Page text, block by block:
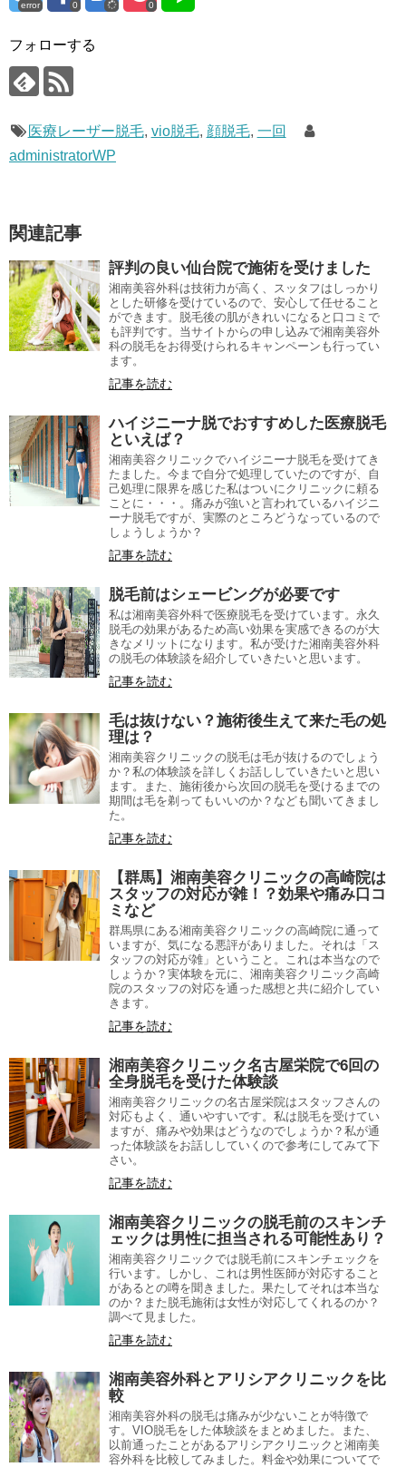
error 0 0
フォローする
医療レーザー脱毛, vio脱毛, 顔脱毛, 一回
administratorWP
関連記事
評判の良い仙台院で施術を受けました
湘南美容外科は技術力が高く、スッタフはしっかり
とした研修を受けているので、安心して任せること
ができます。脱毛後の肌がきれいになると口コミで
も評判です。当サイトからの申し込みで湘南美容外
科の脱毛をお得受けられるキャンペーンも行ってい
ます。
記事を読む
ハイジニーナ脱でおすすめした医療脱毛
といえば？
湘南美容クリニックでハイジニーナ脱毛を受けてき
たました。今まで自分で処理していたのですが、自
己処理に限界を感じた私はついにクリニックに頼る
ことに・・・。痛みが強いと言われているハイジニ
ーナ脱毛ですが、実際のところどうなっているので
しょうしょうか？
記事を読む
脱毛前はシェービングが必要です
私は湘南美容外科で医療脱毛を受けています。永久
脱毛の効果があるため高い効果を実感できるのが大
きなメリットになります。私が受けた湘南美容外科
の脱毛の体験談を紹介していきたいと思います。
記事を読む
毛は抜けない？施術後生えて来た毛の処
理は？
湘南美容クリニックの脱毛は毛が抜けるのでしょう
か？私の体験談を詳しくお話ししていきたいと思い
ます。また、施術後から次回の脱毛を受けるまでの
期間は毛を剃ってもいいのか？なども聞いてきまし
た。
記事を読む
【群馬】湘南美容クリニックの高崎院は
スタッフの対応が雑！？効果や痛み口コ
ミなど
群馬県にある湘南美容クリニックの高崎院に通って
いますが、気になる悪評がありました。それは「ス
タッフの対応が雑」ということ。これは本当なので
しょうか？実体験を元に、湘南美容クリニック高崎
院のスタッフの対応を通った感想と共に紹介してい
きます。
記事を読む
湘南美容クリニック名古屋栄院で6回の
全身脱毛を受けた体験談
湘南美容クリニックの名古屋栄院はスタッフさんの
対応もよく、通いやすいです。私は脱毛を受けてい
ますが、痛みや効果はどうなのでしょうか？私が通
った体験談をお話ししていくので参考にしてみて下
さい。
記事を読む
湘南美容クリニックの脱毛前のスキンチ
ェックは男性に担当される可能性あり？
湘南美容クリニックでは脱毛前にスキンチェックを
行います。しかし、これは男性医師が対応すること
があるとの噂を聞きました。果たしてそれは本当な
のか？また脱毛施術は女性が対応してくれるのか？
調べて見ました。
記事を読む
湘南美容外科とアリシアクリニックを比
較
湘南美容外科の脱毛は痛みが少ないことが特徴で
す。VIO脱毛をした体験談をまとめました。また、
以前通ったことがあるアリシアクリニックと湘南美
容外科を比較してみました。料金や効果についてで